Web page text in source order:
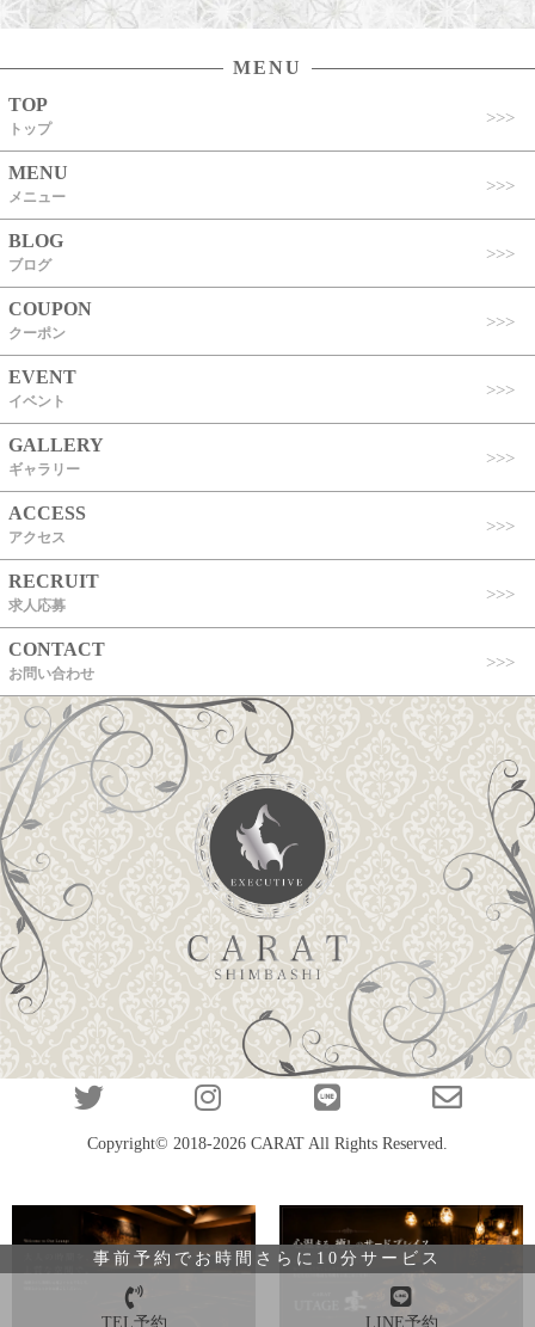
MENU
TOP
トップ
MENU
メニュー
BLOG
ブログ
COUPON
クーポン
EVENT
イベント
GALLERY
ギャラリー
ACCESS
アクセス
RECRUIT
求人応募
CONTACT
お問い合わせ
Copyright© 2018-2026 CARAT All Rights Reserved.
事前予約でお時間さらに10分サービス
TEL予約 LINE予約